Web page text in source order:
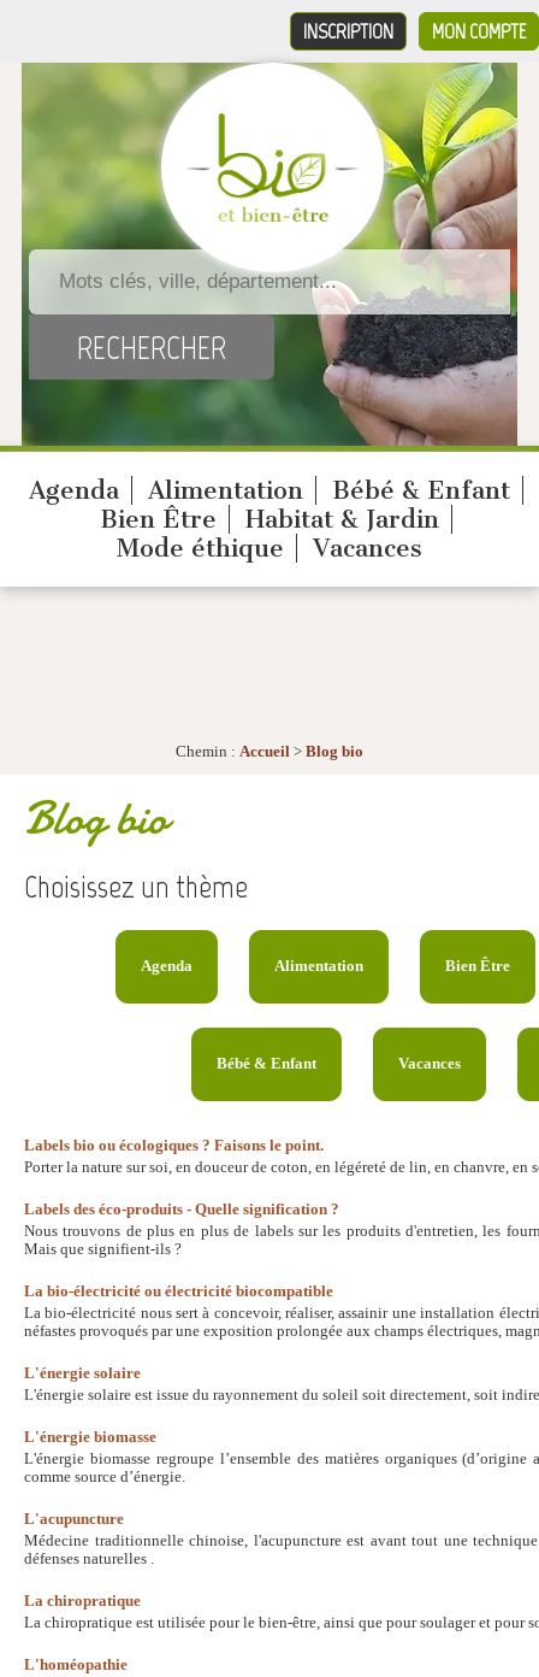
MON COMPTE
INSCRIPTION
Agenda Alimentation
Bébé & Enfant
Bien Être
Habitat & Jardin
Mode éthique
Vacances
Chemin : Accueil > Blog bio
Blog bio
Choisissez un thème
Agenda Alimentation Bien Être
Bébé & Enfant Vacances
Labels bio ou écologiques ? Faisons le point.
Porter la nature sur soi, en douceur de coton, en légéreté de lin, en chanvre,
Labels des éco-produits - Quelle signification ?
Nous trouvons de plus en plus de labels sur les produits d'entretien, les
Mais que signifient-ils ?
La bio-électricité ou électricité biocompatible
La bio-électricité nous sert à concevoir, réaliser, assainir une installation
néfastes provoqués par une exposition prolongée aux champs électriques,
L'énergie solaire
L'énergie solaire est issue du rayonnement du soleil soit directement, soit
L'énergie biomasse
L'énergie biomasse regroupe l’ensemble des matières organiques
comme source d’énergie.
L'acupuncture
Médecine traditionnelle chinoise, l'acupuncture est avant tout une
défenses naturelles .
La chiropratique
La chiropratique est utilisée pour le bien-être, ainsi que pour soulager et
L'homéopathie